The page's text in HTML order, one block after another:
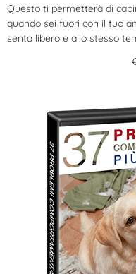
Questo ti permetterà di
quando sei fuori con il tuo
senta libero e allo stesso